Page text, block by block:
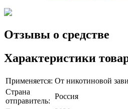
Отзывы о средстве
Характеристики
Применяется: От никотиновой
Страна
отправитель:
Россия